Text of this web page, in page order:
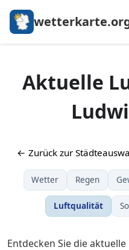
Aktuelle
← Zurück zur
Wetter Regen
Luftqualität
Entdecken Sie die